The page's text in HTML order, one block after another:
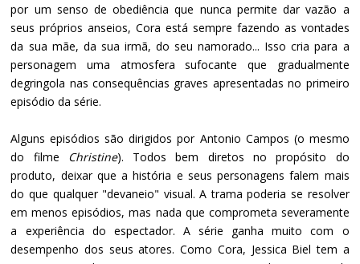
por um senso de obediência que nunca permite dar vazão a
seus próprios anseios, Cora está sempre fazendo as vontades
da sua mãe, da sua irmã, do seu namorado... Isso cria para a
personagem uma atmosfera sufocante que gradualmente
degringola nas consequências graves apresentadas no primeiro
episódio da série.
Alguns episódios são dirigidos por Antonio Campos (o mesmo
do filme Christine). Todos bem diretos no propósito do
produto, deixar que a história e seus personagens falem mais
do que qualquer "devaneio" visual. A trama poderia se resolver
em menos episódios, mas nada que comprometa severamente
a experiência do espectador. A série ganha muito com o
desempenho dos seus atores. Como Cora, Jessica Biel tem a